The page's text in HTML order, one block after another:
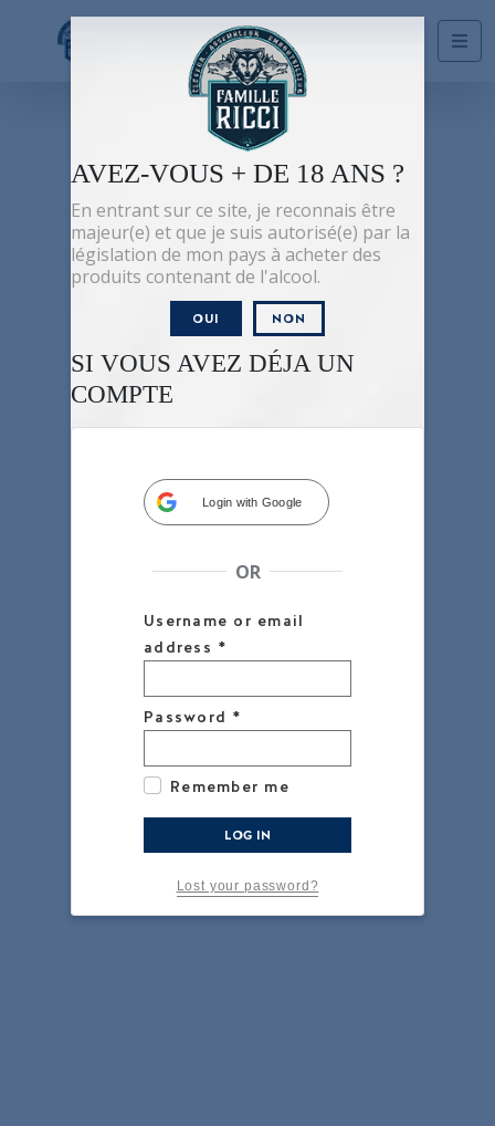
COMPLICES
FOR ALL FRIENDS
AVEZ-VOUS + DE 18 ANS ?
En entrant sur ce site, je reconnais être
majeur(e) et que je suis autorisé(e) par la
législation de mon pays à acheter des
produits contenant de l'alcool.
OUI NON
SI VOUS AVEZ DÉJA UN
COMPTE
Login with Google
OR
Username or email
address *
Password *
Remember me
LOG IN
Lost your password?